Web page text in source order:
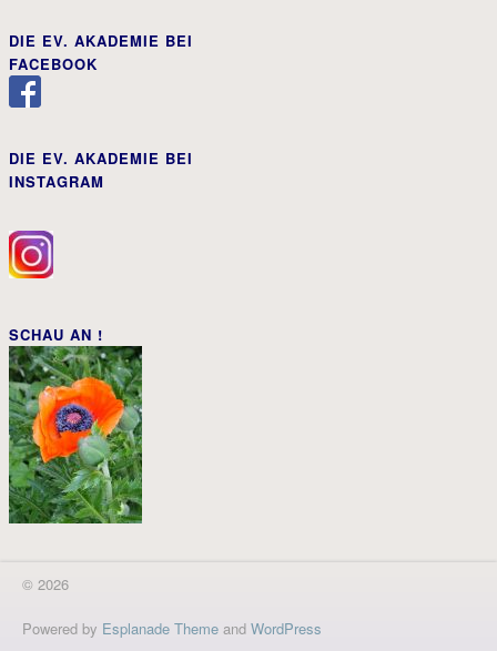
DIE EV. AKADEMIE BEI
FACEBOOK
DIE EV. AKADEMIE BEI
INSTAGRAM
SCHAU AN !
© 2026
Powered by Esplanade Theme and WordPress